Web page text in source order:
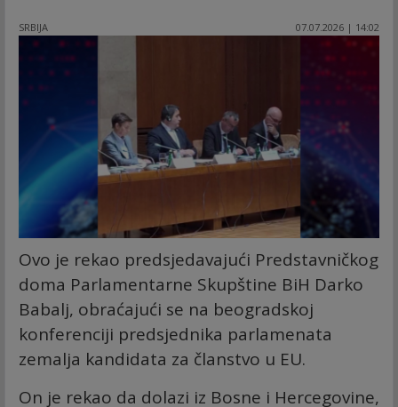
SRBIJA 07.07.2026 | 14:02
Ovo je rekao predsjedavajući Predstavničkog
doma Parlamentarne Skupštine BiH Darko
Babalj, obraćajući se na beogradskoj
konferenciji predsjednika parlamenata
zemalja kandidata za članstvo u EU.
On je rekao da dolazi iz Bosne i Hercegovine,